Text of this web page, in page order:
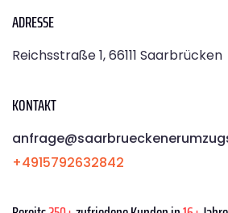
ADRESSE
Reichsstraße 1, 66111 Saarbrücken
KONTAKT
+4915792632842